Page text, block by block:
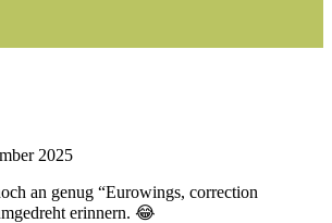
2025
an genug “Eurowings, correction
erinnern. 😂